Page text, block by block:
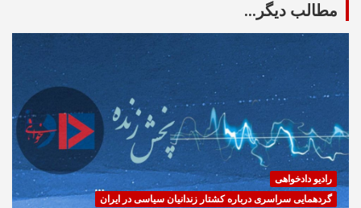
مطالب دیگر...
رادیو دادخواهی
گردهمایی سراسری درباره کشتار زندانیان سیاسی در ایران